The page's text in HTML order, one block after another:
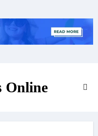
Online